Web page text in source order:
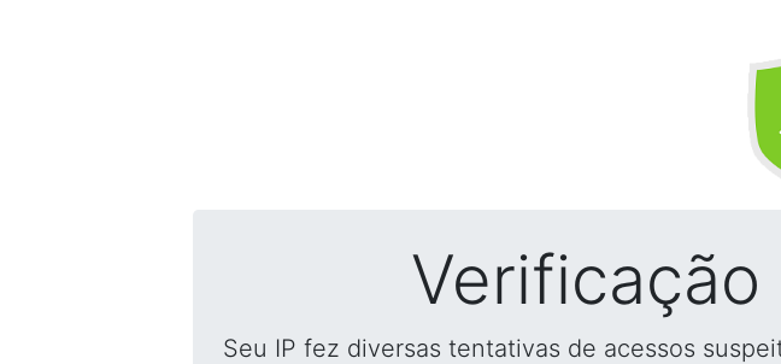
Seu IP fez diversas tentativas de acessos